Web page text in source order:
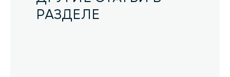
РАЗДЕЛЕ